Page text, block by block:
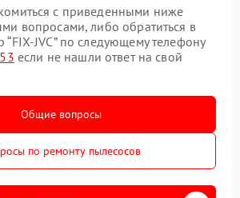
с приведенными ниже
вопросами, либо обратиться в
JVC” по следующему телефону
если не нашли ответ на свой
Общие вопросы
по ремонту пылесосов